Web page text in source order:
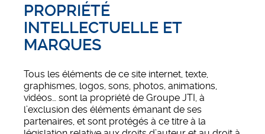
PROPRIÉTÉ
INTELLECTUELLE ET
MARQUES
Tous les éléments de ce site internet, texte,
graphismes, logos, sons, photos, animations,
vidéos… sont la propriété de Groupe JTI, à
l’exclusion des éléments émanant de ses
partenaires, et sont protégés à ce titre à la